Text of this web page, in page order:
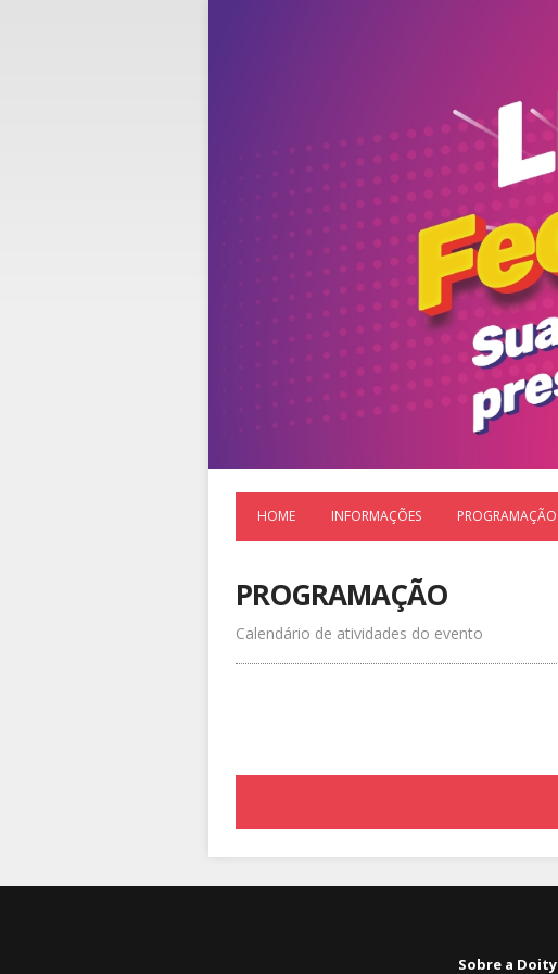
HOME INFORMAÇÕES PROGRAMAÇÃO
PROGRAMAÇÃO
Calendário de atividades do evento
Sobre a Doity